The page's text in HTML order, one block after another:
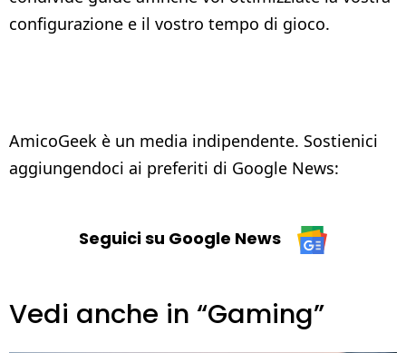
configurazione e il vostro tempo di gioco.
AmicoGeek è un media indipendente. Sostienici
aggiungendoci ai preferiti di Google News:
Seguici su Google News
Vedi anche in “Gaming”